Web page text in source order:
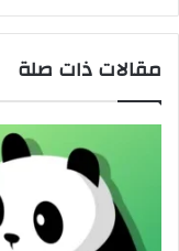
مقالات ذات صلة